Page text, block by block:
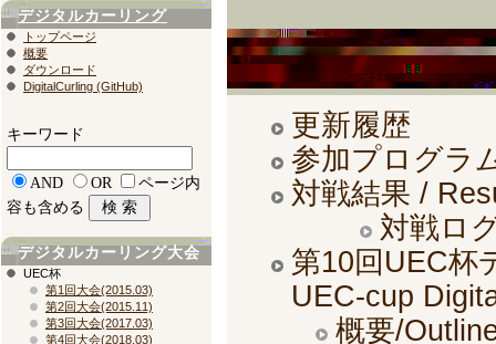
更新履歴
参加プログラ
対戦結果 /
対戦ロ
第10回UEC杯
UEC-cup
概要/
デジタルカーリング
トップページ
概要
ダウンロード
DigitalCurling (GitHub)
キーワード
AND OR
ページ内
容も含める
デジタルカーリング大会
UEC杯
第1回大会(2015.03)
第2回大会(2015.11)
第3回大会(2017.03)
第4回大会(2018.03)